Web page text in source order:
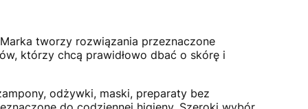
tworzy rozwiązania przeznaczone
którzy chcą prawidłowo dbać o skórę i
odżywki, maski, preparaty bez